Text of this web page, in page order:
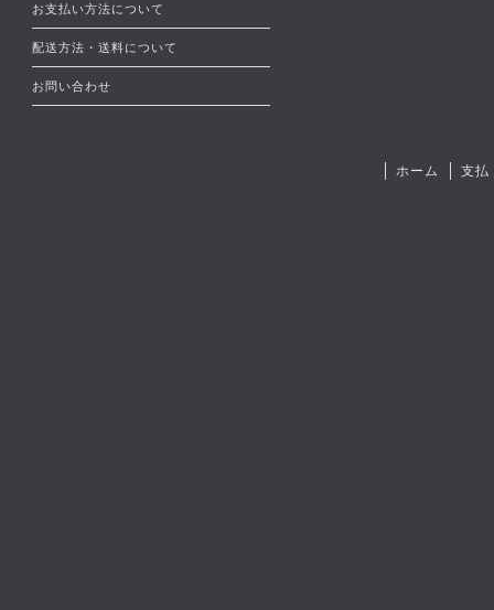
お支払い方法について
配送方法・送料について
お問い合わせ
ホーム 支払